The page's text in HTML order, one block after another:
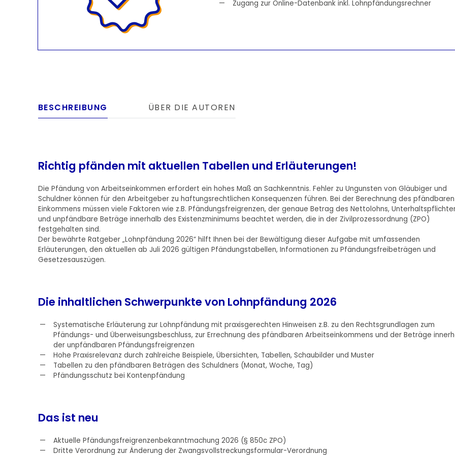
Zugang zur Online-Datenbank inkl. Lohnpfändungsrechner
BESCHREIBUNG ÜBER DIE AUTOREN
Richtig pfänden mit aktuellen Tabellen und Erläuterungen!
Die Pfändung von Arbeitseinkommen erfordert ein hohes Maß an Sachkenntnis. Fehler zu Ungunsten von Gläubiger und
Schuldner können für den Arbeitgeber zu haftungsrechtlichen Konsequenzen führen. Bei der Berechnung des pfändbaren
Einkommens müssen viele Faktoren wie z.B. Pfändungsfreigrenzen, der genaue Betrag des Nettolohns,
und unpfändbare Beträge innerhalb des Existenzminimums beachtet werden, die in der Zivilprozessordnung (ZPO)
festgehalten sind.
Der bewährte Ratgeber „Lohnpfändung 2026“ hilft Ihnen bei der Bewältigung dieser Aufgabe mit umfassenden
Erläuterungen, den aktuellen ab Juli 2026 gültigen Pfändungstabellen, Informationen zu Pfändungsfreibeträgen und
Gesetzesauszügen.
Die inhaltlichen Schwerpunkte von Lohnpfändung 2026
Systematische Erläuterung zur Lohnpfändung mit praxisgerechten Hinweisen z.B. zu den Rechtsgrundlagen zum
Pfändungs- und Überweisungsbeschluss, zur Errechnung des pfändbaren Arbeitseinkommens und der Beträge
der unpfändbaren Pfändungsfreigrenzen
Hohe Praxisrelevanz durch zahlreiche Beispiele, Übersichten, Tabellen, Schaubilder und Muster
Tabellen zu den pfändbaren Beträgen des Schuldners (Monat, Woche, Tag)
Pfändungsschutz bei Kontenpfändung
Das ist neu
Aktuelle Pfändungsfreigrenzenbekanntmachung 2026 (§ 850c ZPO)
Dritte Verordnung zur Änderung der Zwangsvollstreckungsformular-Verordnung